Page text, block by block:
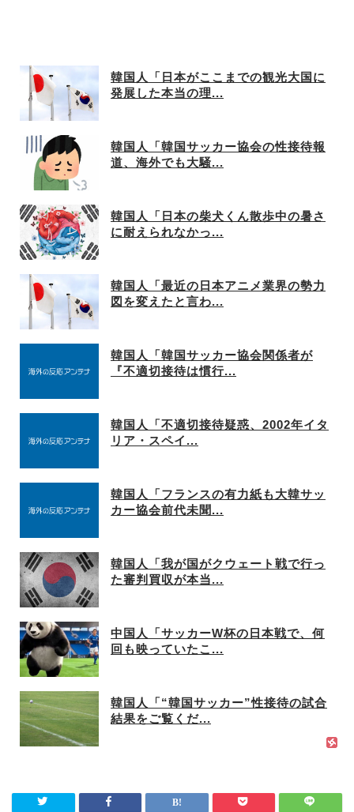
韓国人「日本がここまでの観光大国に
発展した本当の理...
韓国人「韓国サッカー協会の性接待報
道、海外でも大騒...
韓国人「日本の柴犬くん散歩中の暑さ
に耐えられなかっ...
韓国人「最近の日本アニメ業界の勢力
図を変えたと言わ...
韓国人「韓国サッカー協会関係者が
『不適切接待は慣行...
韓国人「不適切接待疑惑、2002年イタ
リア・スペイ...
韓国人「フランスの有力紙も大韓サッ
カー協会前代未聞...
韓国人「我が国がクウェート戦で行っ
た審判買収が本当...
中国人「サッカーW杯の日本戦で、何
回も映っていたこ...
韓国人「“韓国サッカー”性接待の試合
結果をご覧くだ...